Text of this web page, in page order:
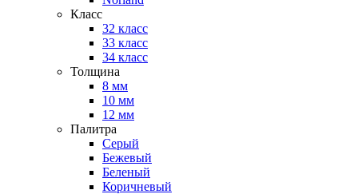
Класс
32 класс
33 класс
34 класс
Толщина
8 мм
10 мм
12 мм
Палитра
Серый
Бежевый
Беленый
Коричневый